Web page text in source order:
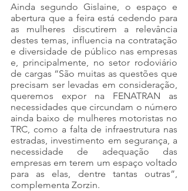
Ainda segundo Gislaine, o espaço e
abertura que a feira está cedendo para
as mulheres discutirem a relevância
destes temas, influencia na contratação
e diversidade de público nas empresas
e, principalmente, no setor rodoviário
de cargas “São muitas as questões que
precisam ser levadas em consideração,
queremos expor na FENATRAN as
necessidades que circundam o número
ainda baixo de mulheres motoristas no
TRC, como a falta de infraestrutura nas
estradas, investimento em segurança, a
necessidade de adequação das
empresas em terem um espaço voltado
para as elas, dentre tantas outras”,
complementa Zorzin.